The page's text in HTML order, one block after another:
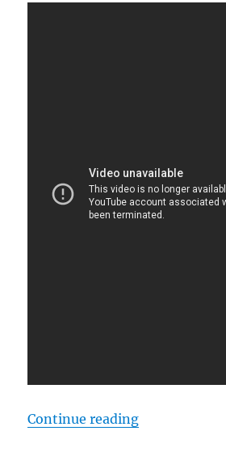
Continue reading“Garzón